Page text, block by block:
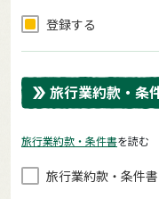
登録する
旅行業約款・条
旅⾏業約款・条件書を読む
旅⾏業約款・条件